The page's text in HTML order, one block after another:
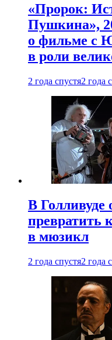
«Пророк:
Пушкина»,
о фильме с
в роли
2 года спустя2 года
В Голливуде
превратить
в мюзикл
2 года спустя2 года